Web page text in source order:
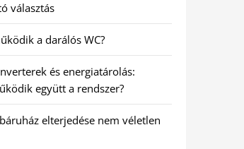
választás
a darálós WC?
és energiatárolás:
együtt a rendszer?
elterjedése nem véletlen